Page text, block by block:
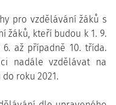
pro vzdělávání žáků s
žáků, kteří budou k 1. 9.
až případně 10. třída.
nadále vzdělávat na
roku 2021.